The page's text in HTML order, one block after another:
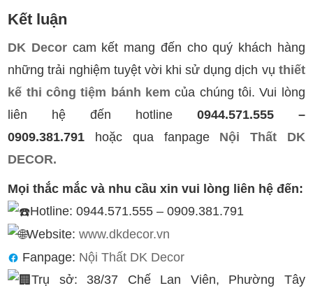
Kết luận
DK Decorcam kết mang đến cho quý khách hàng
những trải nghiệm tuyệt vời khi sử dụng dịch vụ thiết
kế thi công tiệm bánh kemcủa chúng tôi. Vui lòng
liên hệ đến hotline0944.571.555 –
0909.381.791 hoặc qua fanpageNội Thất DK
DECOR.
Mọi thắc mắc và nhu cầu xin vui lòng liên hệ đến:
Hotline: 0944.571.555 – 0909.381.791
Website:www.dkdecor.vn
Fanpage: Nội Thất DK Decor
Trụ sở: 38/37 Chế Lan Viên, Phường Tây